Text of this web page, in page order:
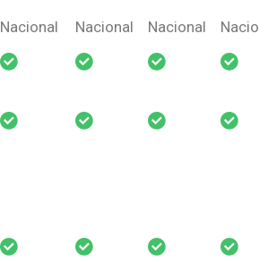
Nacional Criança Prótese
Nacional Nacional Nacional